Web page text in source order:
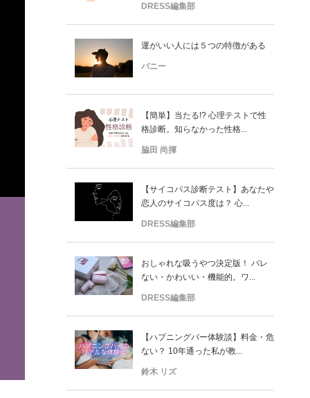
DRESS編集部
運がいい人には５つの特徴がある
バニー
【簡単】当たる!? 心理テストで性
格診断。知らなかった性格...
脇田 尚揮
【サイコパス診断テスト】あなたや
恋人のサイコパス度は？ 心...
DRESS編集部
おしゃれな吸うやつ決定版！ バレ
ない・かわいい・機能的。ワ...
DRESS編集部
【ハプニングバー体験談】料金・危
ない？ 10年通った私が教...
鈴木 リズ